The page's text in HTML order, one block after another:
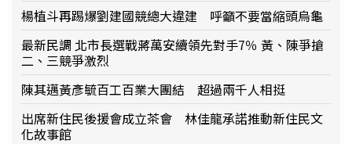
楊植斗再踢爆劉建國競總大違建 呼籲不要當縮頭烏龜
最新民調 北市長選戰蔣萬安續領先對手7％ 黃、陳爭搶
二、三競爭激烈
陳其邁黃彥毓百工百業大團結 超過兩千人相挺
出席新住民後援會成立茶會 林佳龍承諾推動新住民文
化故事館